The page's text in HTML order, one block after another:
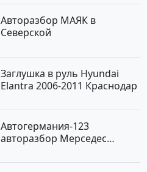
Авторазбор МАЯК в
Северской
Заглушка в руль Hyundai
Elantra 2006-2011 Краснодар
Автогермания-123
авторазбор Мерседес